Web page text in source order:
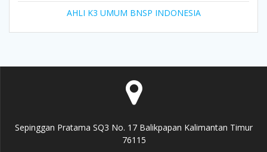
AHLI K3 UMUM BNSP INDONESIA
Sepinggan Pratama SQ3 No. 17 Balikpapan Kalimantan Timur
76115